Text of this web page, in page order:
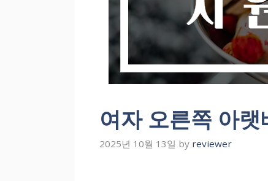
여자 오른쪽 아
2025년 10월 13일 by reviewer